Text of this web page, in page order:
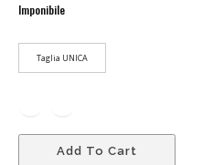
Imponibile
Taglia UNICA
Add To Cart